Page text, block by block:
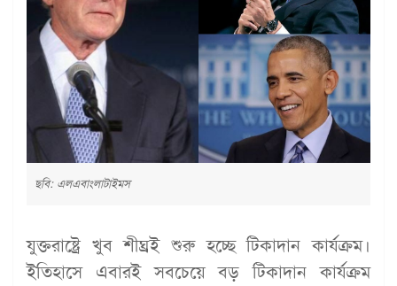
ছবি: এলএবাংলাটাইমস
যুক্তরাষ্ট্রে খুব শীঘ্রই শুরু হচ্ছে টিকাদান কার্যক্রম।
ইতিহাসে এবারই সবচেয়ে বড় টিকাদান কার্যক্রম